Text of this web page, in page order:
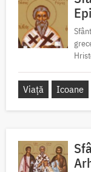
Viață Icoane